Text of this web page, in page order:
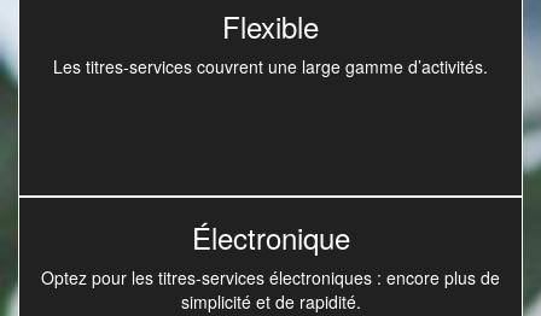
Flexible
Les titres-services couvrent une large gamme d’activités.
Électronique
Optez pour les titres-services électroniques : encore plus de
simplicité et de rapidité.